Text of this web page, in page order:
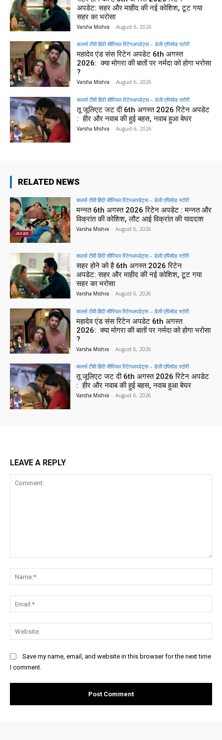
अपडेट: सहर और माहीद की नई कोशिश, टूट गया
सहर का भरोसा
Varsha Mishra - August 6, 2026
कलर्स टीवी हिंदी सीरियल रिटेनअपडेट्स – डेली एपिसोड स्टोरी
महादेव एंड संस रिटेन अपडेट 6th अगस्त
2026: क्या मोगरा की बातों पर नर्मदा को होगा भरोसा
?
Varsha Mishra - August 6, 2026
कलर्स टीवी हिंदी सीरियल रिटेनअपडेट्स – डेली एपिसोड स्टोरी
तू जूलिएट जट दी 6th अगस्त 2026 रिटेन अपडेट
: हीर और नवाब की हुई बहस, नवाब हुआ बेघर
Varsha Mishra - August 6, 2026
RELATED NEWS
कलर्स टीवी हिंदी सीरियल रिटेनअपडेट्स – डेली एपिसोड स्टोरी
मन्नत 6th अगस्त 2026 रिटेन अपडेट : मन्नत और
विक्रांत की कोशिश, लौट आई विक्रांत की याददाश
Varsha Mishra - August 6, 2026
कलर्स टीवी हिंदी सीरियल रिटेनअपडेट्स – डेली एपिसोड स्टोरी
सहर होने को है 6th अगस्त 2026 रिटेन
अपडेट: सहर और माहीद की नई कोशिश, टूट गया
सहर का भरोसा
Varsha Mishra - August 6, 2026
कलर्स टीवी हिंदी सीरियल रिटेनअपडेट्स – डेली एपिसोड स्टोरी
महादेव एंड संस रिटेन अपडेट 6th अगस्त
2026: क्या मोगरा की बातों पर नर्मदा को होगा भरोसा
?
Varsha Mishra - August 6, 2026
कलर्स टीवी हिंदी सीरियल रिटेनअपडेट्स – डेली एपिसोड स्टोरी
तू जूलिएट जट दी 6th अगस्त 2026 रिटेन अपडेट
: हीर और नवाब की हुई बहस, नवाब हुआ बेघर
Varsha Mishra - August 6, 2026
LEAVE A REPLY
Save my name, email, and website in this browser for the next time
I comment.